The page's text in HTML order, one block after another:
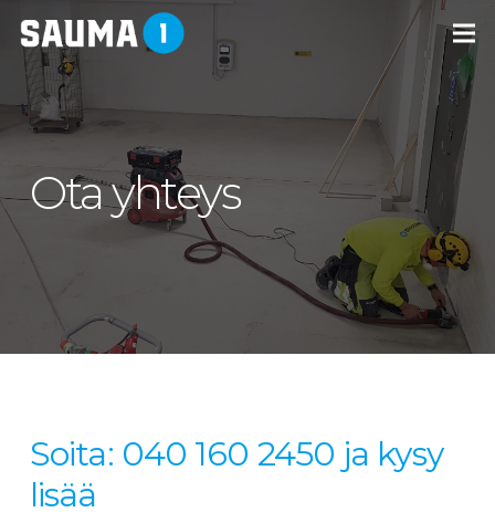
Ota yhteys
Soita: 040 160 2450 ja kysy
lisää